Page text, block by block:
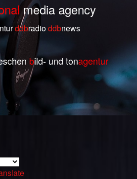
media agency
ddbradioddbnews
bild- und tonagentur